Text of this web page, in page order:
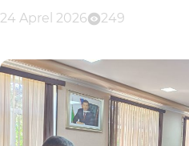
24 Aprel 2026 249